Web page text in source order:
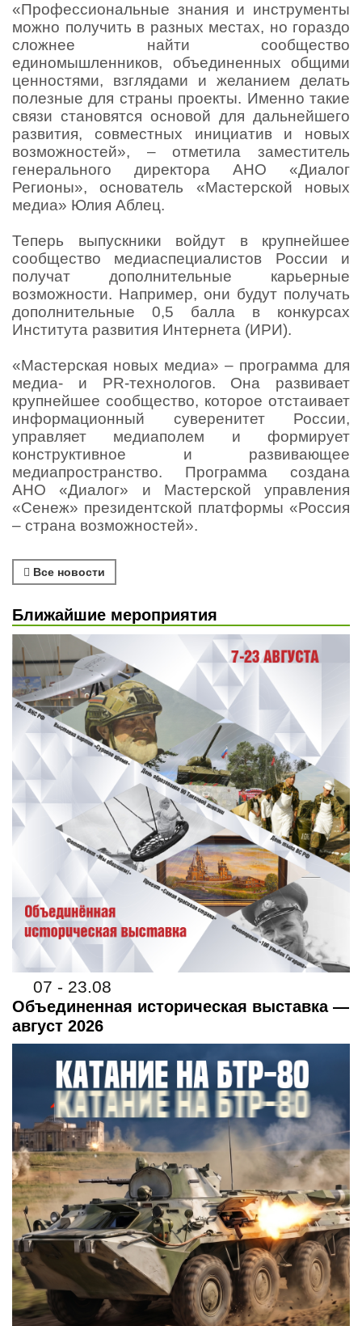
«Профессиональные знания и инструменты
можно получить в разных местах, но гораздо
сложнее найти сообщество
единомышленников, объединенных общими
ценностями, взглядами и желанием делать
полезные для страны проекты. Именно такие
связи становятся основой для дальнейшего
развития, совместных инициатив и новых
возможностей», – отметила заместитель
генерального директора АНО «Диалог
Регионы», основатель «Мастерской новых
медиа» Юлия Аблец.
Теперь выпускники войдут в крупнейшее
сообщество медиаспециалистов России и
получат дополнительные карьерные
возможности. Например, они будут получать
дополнительные 0,5 балла в конкурсах
Института развития Интернета (ИРИ).
«Мастерская новых медиа» – программа для
медиа- и PR-технологов. Она развивает
крупнейшее сообщество, которое отстаивает
информационный суверенитет России,
управляет медиаполем и формирует
конструктивное и развивающее
медиапространство. Программа создана
АНО «Диалог» и Мастерской управления
«Сенеж» президентской платформы «Россия
– страна возможностей».
Все новости
Ближайшие мероприятия
07 - 23.08
Объединенная историческая выставка —
август 2026